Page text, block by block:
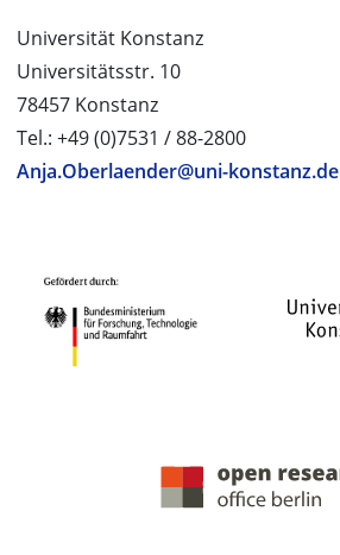
Universität Konstanz
Universitätsstr. 10
78457 Konstanz
Tel.: +49 (0)7531 / 88-2800
Anja.Oberlaender@uni-konstanz.de